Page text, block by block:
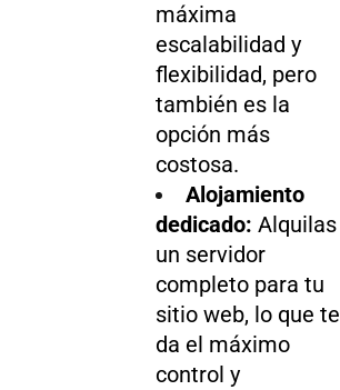
máxima
escalabilidad y
flexibilidad, pero
también es la
opción más
costosa.
Alojamiento
dedicado: Alquilas
un servidor
completo para tu
sitio web, lo que te
da el máximo
control y